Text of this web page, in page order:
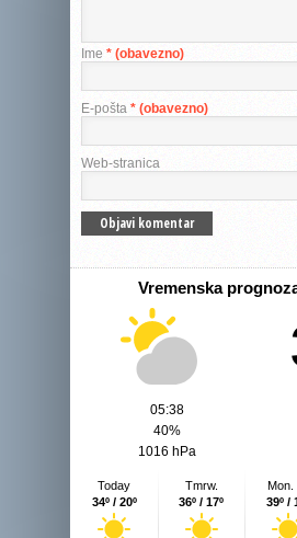
Ime * (obavezno)
E-pošta * (obavezno)
Web-stranica
Vremenska
05:38
40%
1016 hPa
Today
34º / 20º
Tmrw.
36º / 17º
Mon.
39º /